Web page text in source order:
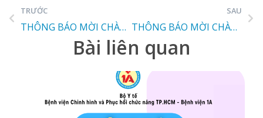
TRƯỚC
THÔNG BÁO MỜI CHÀO GIÁ
SAU
THÔNG BÁO MỜI CHÀO GIÁ
Bài liên quan